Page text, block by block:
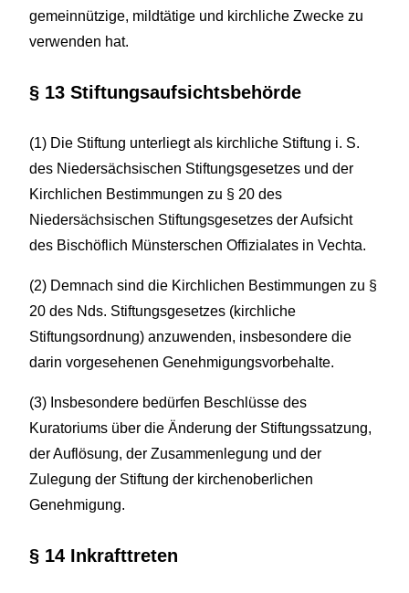
gemeinnützige, mildtätige und kirchliche Zwecke zu
verwenden hat.
§ 13 Stiftungsaufsichtsbehörde
(1) Die Stiftung unterliegt als kirchliche Stiftung i. S.
des Niedersächsischen Stiftungsgesetzes und der
Kirchlichen Bestimmungen zu § 20 des
Niedersächsischen Stiftungsgesetzes der Aufsicht
des Bischöflich Münsterschen Offizialates in Vechta.
(2) Demnach sind die Kirchlichen Bestimmungen zu §
20 des Nds. Stiftungsgesetzes (kirchliche
Stiftungsordnung) anzuwenden, insbesondere die
darin vorgesehenen Genehmigungsvorbehalte.
(3) Insbesondere bedürfen Beschlüsse des
Kuratoriums über die Änderung der Stiftungssatzung,
der Auflösung, der Zusammenlegung und der
Zulegung der Stiftung der kirchenoberlichen
Genehmigung.
§ 14 Inkrafttreten